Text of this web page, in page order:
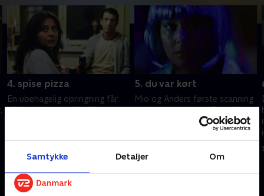
Samtykke Detaljer Om
4. spise pizza
En ubehagelig opringning får
både Anders og Mio til at
5. du var kørt
Mio og Anders første scanning
venter, men noget går galt. .
1. december 2023 • 18 min
Andre så også